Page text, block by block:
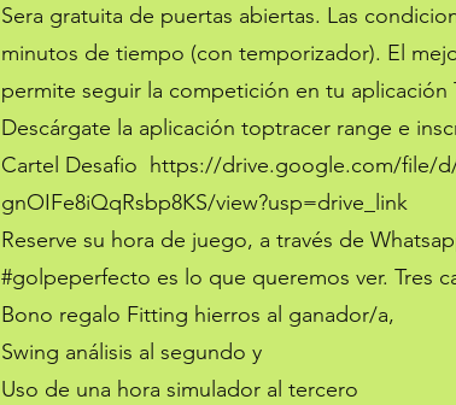
Sera gratuita de puertas abiertas. Las
minutos de tiempo (con temporizador). El
permite seguir la competición en tu aplicación
Descárgate la aplicación toptracer range e
Cartel Desafio https://drive.google.com/file/
gnOIFe8iQqRsbp8KS/view?usp=drive_link
Reserve su hora de juego, a través de
#golpeperfecto es lo que queremos ver. Tres
Bono regalo Fitting hierros al ganador/a,
Swing análisis al segundo y
Uso de una hora simulador al tercero